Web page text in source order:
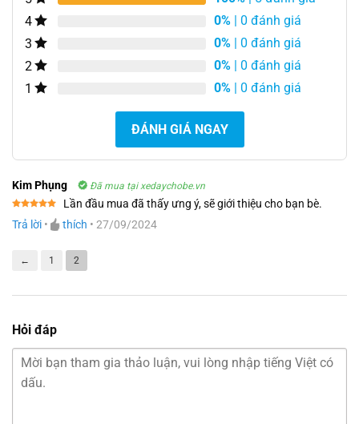
4
0% | 0 đánh giá
3
0% | 0 đánh giá
2
0% | 0 đánh giá
1
0% | 0 đánh giá
ĐÁNH GIÁ NGAY
Kim Phụng Đã mua tại xedaychobe.vn
hạng5 5
Lần đầu mua đã thấy ưng ý, sẽ giới thiệu cho bạn bè.
Trả lời • thích • 27/09/2024
← 1 2
Hỏi đáp